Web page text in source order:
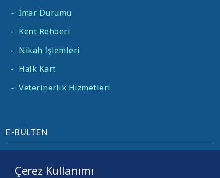
- İmar Durumu
- Kent Rehberi
- Nikah İşlemleri
- Halk Kart
- Veterinerlik Hizmetleri
E-BÜLTEN
Çerez Kullanımı